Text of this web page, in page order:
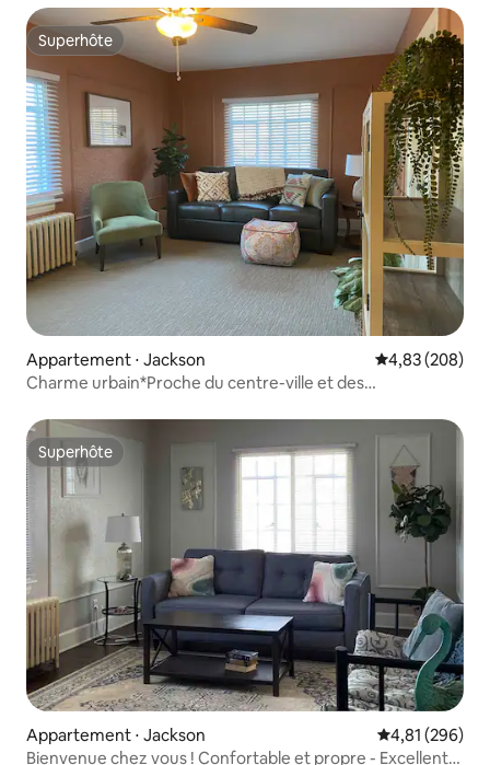
Superhôte
Superhôte
Appartement ⋅ Jackson Évaluation
4,83 (208)
Charme urbain*Proche du centre-ville et des
Superhôte
Superhôte
Appartement ⋅ Jackson Évaluation
4,81 (296)
Bienvenue chez vous ! Confortable et propre - Excellent